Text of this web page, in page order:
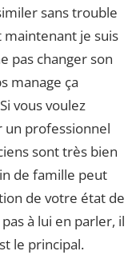
sans trouble
maintenant je suis
pas changer son
manage ça
vous voulez
un professionnel
sont très bien
de famille peut
de votre état de
à lui en parler, il
le principal.